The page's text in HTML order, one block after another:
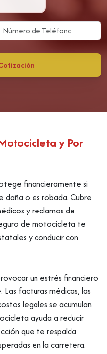
y Por
financieramente si
o es robada. Cubre
y reclamos de
de motocicleta te
y conducir con
un estrés financiero
facturas médicas, las
legales se acumulan
ayuda a reducir
que te respalda
en la carretera.